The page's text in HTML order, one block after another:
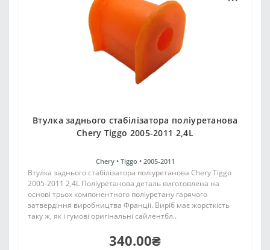
Втулка заднього стабілізатора поліуретанова
Chery Tiggo 2005-2011 2,4L
Chery • Tiggo • 2005-2011
Втулка заднього стабілізатора поліуретанова Chery Tiggo
2005-2011 2,4L Поліуретанова деталь виготовлена на
основі трьох компонентного поліуретану гарячого
затвердіння виробництва Франції. Виріб має жорсткість
таку ж, як і гумові оригінальні сайлентбл..
340.00₴